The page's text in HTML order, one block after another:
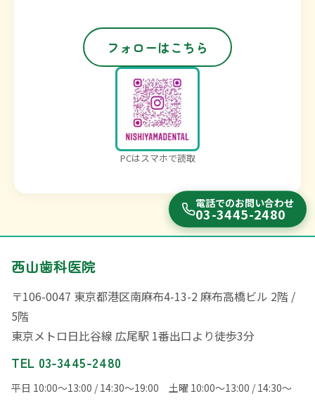
フォローはこちら
PCはスマホで読取
西山歯科医院
〒106-0047 東京都港区南麻布4-13-2 麻布高橋ビル 2階 /
5階
東京メトロ日比谷線 広尾駅 1番出口より徒歩3分
TEL 03-3445-2480
平日 10:00〜13:00 / 14:30〜19:00 土曜 10:00〜13:00 / 14:30〜
電話でのお問い合わせ
03-3445-2480